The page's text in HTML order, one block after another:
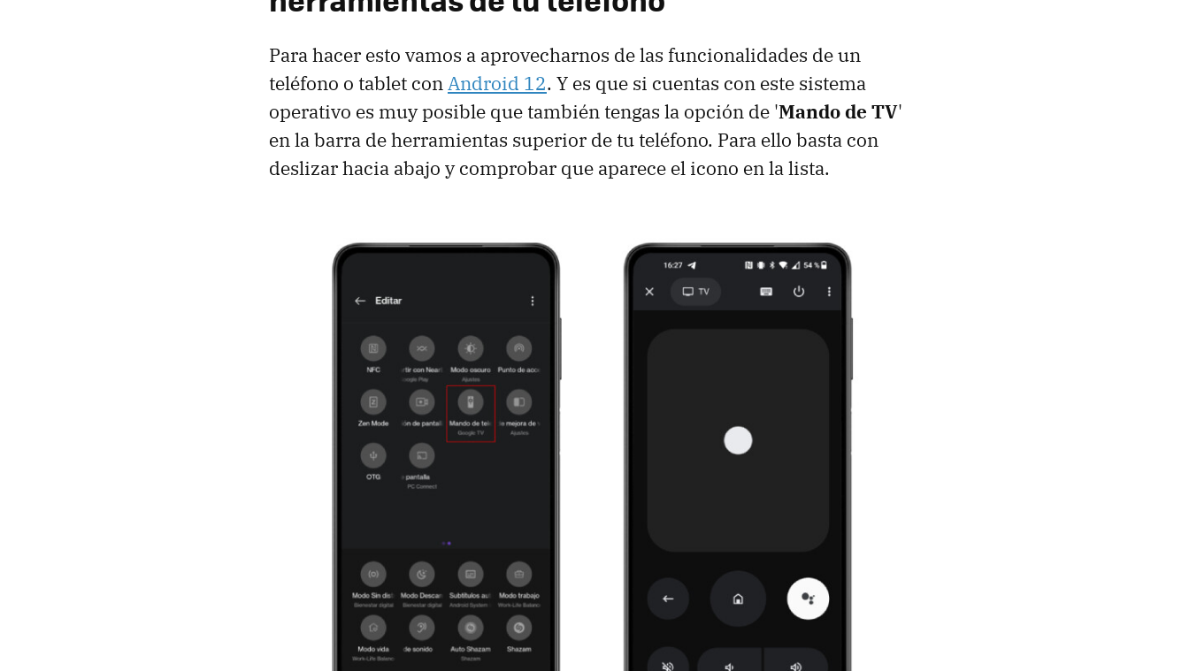
Para hacer esto vamos a aprovecharnos de las funcionalidades de un
teléfono o tablet conAndroid 12. Y es que si cuentas con este sistema
operativo es muy posible que también tengas la opción de 'Mando de TV'
en la barra de herramientas superior de tu teléfono. Para ello basta con
deslizar hacia abajo y comprobar que aparece el icono en la lista.